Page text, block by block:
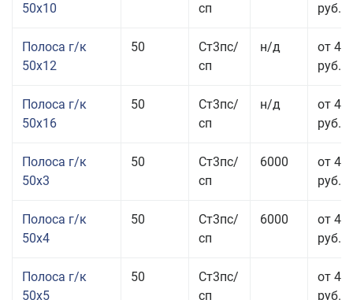
50x10
сп
руб.
Полоса г/к
50x12
50
Ст3пс/
сп
н/д
от 43
руб.
Полоса г/к
50x16
50
Ст3пс/
сп
н/д
от 49
руб.
Полоса г/к
50x3
50
Ст3пс/
сп
6000
от 47
руб.
Полоса г/к
50x4
50
Ст3пс/
сп
6000
от 45
руб.
Полоса г/к
50x5
50
Ст3пс/
сп
от 43
руб.